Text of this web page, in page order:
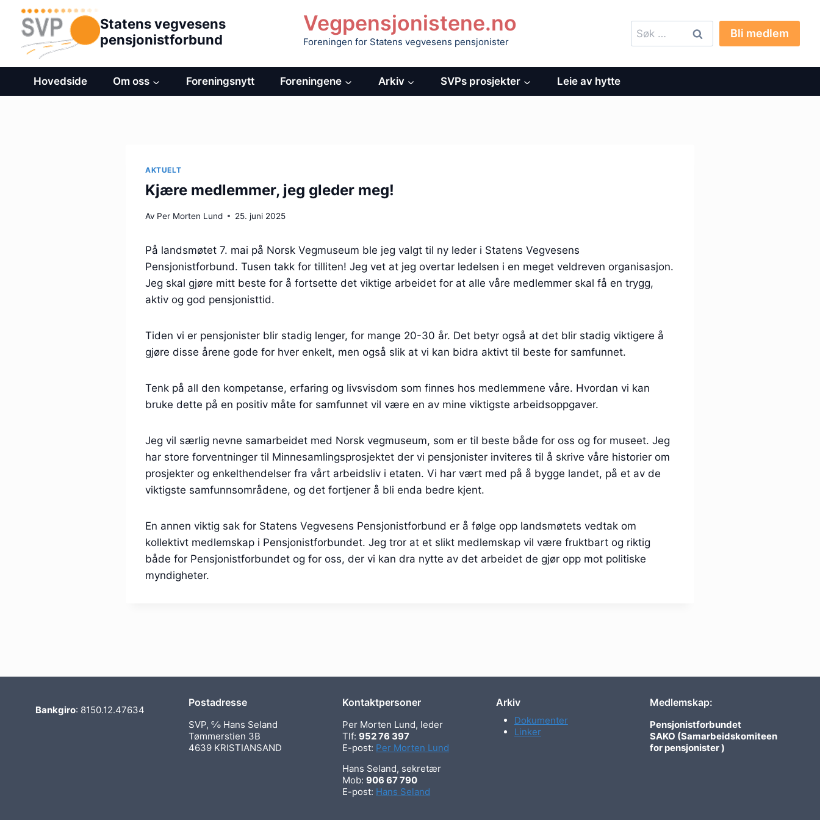
Hopp
innhold
Statens vegvesens
pensjonistforbund
Vegpensjonistene.no
Foreningen for Statens vegvesens pensjonister
Søk
etter:
Bli medlem
Hovedside Om oss Foreningsnytt Foreningene Arkiv SVPs prosjekter Leie av hytte
AKTUELT
Kjære medlemmer, jeg gleder meg!
Av Per Morten Lund 25. juni 2025
På landsmøtet 7. mai på Norsk Vegmuseum ble jeg valgt til ny leder i Statens Vegvesens
Pensjonistforbund. Tusen takk for tilliten! Jeg vet at jeg overtar ledelsen i en meget veldreven organisasjon.
Jeg skal gjøre mitt beste for å fortsette det viktige arbeidet for at alle våre medlemmer skal få en trygg,
aktiv og god pensjonisttid.
Tiden vi er pensjonister blir stadig lenger, for mange 20-30 år. Det betyr også at det blir stadig viktigere å
gjøre disse årene gode for hver enkelt, men også slik at vi kan bidra aktivt til beste for samfunnet.
Tenk på all den kompetanse, erfaring og livsvisdom som finnes hos medlemmene våre. Hvordan vi kan
bruke dette på en positiv måte for samfunnet vil være en av mine viktigste arbeidsoppgaver.
Jeg vil særlig nevne samarbeidet med Norsk vegmuseum, som er til beste både for oss og for museet. Jeg
har store forventninger til Minnesamlingsprosjektet der vi pensjonister inviteres til å skrive våre historier om
prosjekter og enkelthendelser fra vårt arbeidsliv i etaten. Vi har vært med på å bygge landet, på et av de
viktigste samfunnsområdene, og det fortjener å bli enda bedre kjent.
En annen viktig sak for Statens Vegvesens Pensjonistforbund er å følge opp landsmøtets vedtak om
kollektivt medlemskap i Pensjonistforbundet. Jeg tror at et slikt medlemskap vil være fruktbart og riktig
både for Pensjonistforbundet og for oss, der vi kan dra nytte av det arbeidet de gjør opp mot politiske
myndigheter.
Bankgiro: 8150.12.47634
Postadresse
SVP, ℅ Hans Seland
Tømmerstien 3B
4639 KRISTIANSAND
Kontaktpersoner
Per Morten Lund, leder
Tlf:952 76 397
E-post: Per Morten Lund
Hans Seland, sekretær
Mob:906 67 790
E-post: Hans Seland
Arkiv
Dokumenter
Linker
Medlemskap:
Pensjonistforbundet
SAKO (Samarbeidskomiteen
for pensjonister )